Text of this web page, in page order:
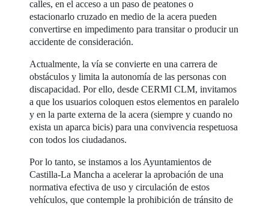
calles, en el acceso a un paso de peatones o
estacionarlo cruzado en medio de la acera pueden
convertirse en impedimento para transitar o producir un
accidente de consideración.
Actualmente, la vía se convierte en una carrera de
obstáculos y limita la autonomía de las personas con
discapacidad. Por ello, desde CERMI CLM, invitamos
a que los usuarios coloquen estos elementos en paralelo
y en la parte externa de la acera (siempre y cuando no
exista un aparca bicis) para una convivencia respetuosa
con todos los ciudadanos.
Por lo tanto, se instamos a los Ayuntamientos de
Castilla-La Mancha a acelerar la aprobación de una
normativa efectiva de uso y circulación de estos
vehículos, que contemple la prohibición de tránsito de